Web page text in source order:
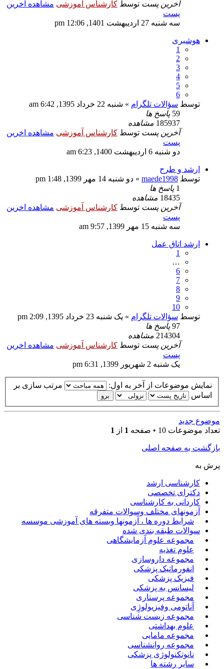
آخرین پست توسط کارشناس آموزشی مشاهده اخرین
پست
سه شنبه 27 اردیبهشت 1401, 12:06 pm
هوشبری
1
2
3
4
5
6
توسط سؤالات تلگرام » شنبه 22 خرداد 1395, 6:42 am
59 پاسخ ها
185937 مشاهده
آخرین پست توسط کارشناس آموزشی مشاهده اخرین
پست
دو شنبه 6 اردیبهشت 1400, 6:23 am
ارشد و طرح
توسط maede1998 » دو شنبه 14 مهر 1399, 1:48 pm
1 پاسخ ها
18435 مشاهده
آخرین پست توسط کارشناس آموزشی مشاهده اخرین
پست
سه شنبه 15 مهر 1399, 9:57 am
ارشد اتاق عمل
1
…
6
7
8
9
10
توسط سؤالات تلگرام » یک شنبه 23 خرداد 1395, 2:09 pm
97 پاسخ ها
214304 مشاهده
آخرین پست توسط کارشناس آموزشی مشاهده اخرین
پست
یک شنبه 2 شهریور 1399, 6:31 pm
نمایش موضوعات از آخر به اول:
مرتب سازی بر
اساس
موضوع جدید
تعداد موضوعات 10 • صفحه
1 از 1
بازگشت به صفحه اصلی
پرش به
کارشناسی ارشد
دکترای تخصصی
کاردانی به کارشناسی
آزمونهای مختلف وسوالات متفرقه
شرایط دوره ها ، آزمونها وبسته های آموزشی موسسه
سوالات طبقه بندی شده
مجموعه علوم آزمایشگاهی
علوم تغذیه
مجموعه داروسازی
انفورماتیک پزشکی
فیزیک پزشکی
لیسانس به پزشکی
مجموعه پرستاری
آناتومی وفیزیولوژِی
مجموعه زیست شناسی
علوم بهداشتی
مجموعه مامایی
مجموعه روانشناسی
نانوتکنولوژی پزشکی
سایر رشته ها